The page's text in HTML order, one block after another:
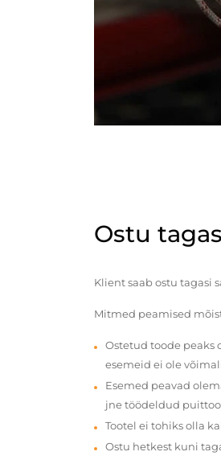
Ostu
Klient saab ostu tagasi
Mitmed peamised
Ostetud toode
esemeid ei ole
Esemed peavad
jne töödeldud
Tootel ei tohiks olla
Ostu hetkest kuni